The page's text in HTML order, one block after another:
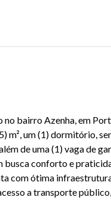
bairro Azenha, em
m², um (1) dormitório,
de uma (1) vaga de
busca conforto e
com ótima
a transporte